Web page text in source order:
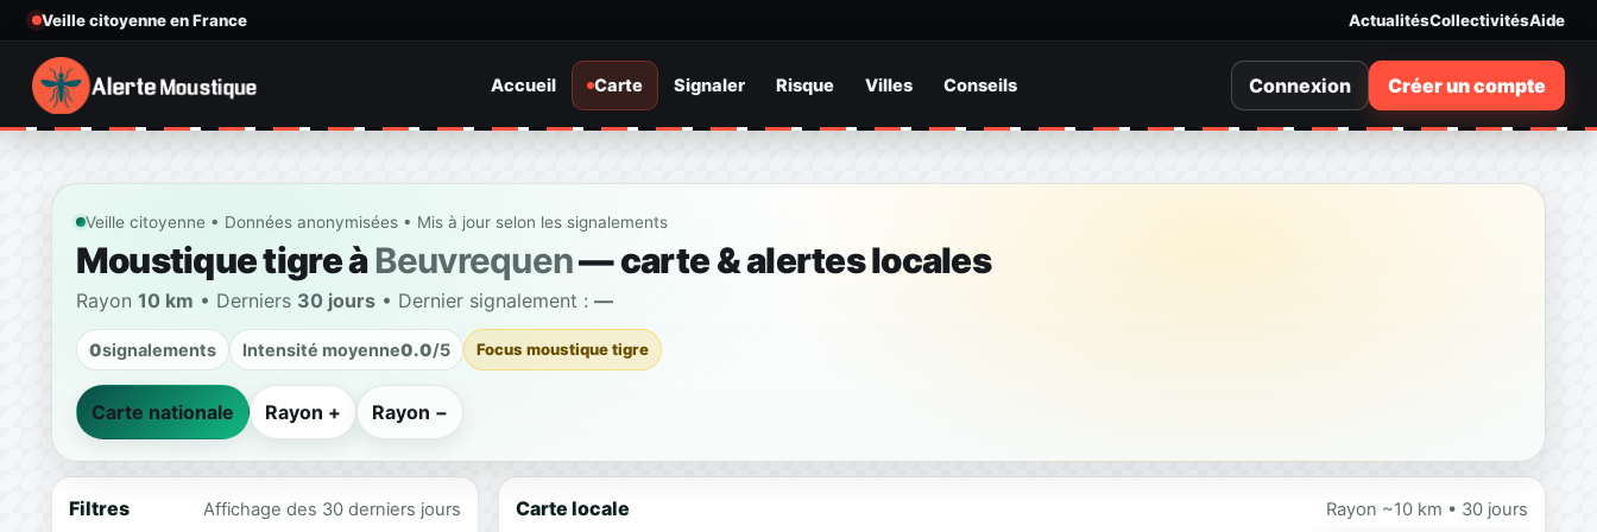
Veille citoyenne en France ActualitésCollectivitésAide
Accueil Carte Signaler Risque Villes Conseils Connexion Créer un compte
Veille citoyenne • Données anonymisées • Mis à jour selon les signalements
Moustique tigre àBeuvrequen— carte & alertes locales
Rayon 10 km • Derniers 30 jours• Dernier signalement : —
0signalements Intensité moyenne0.0/5 Focus moustique tigre
Carte nationale Rayon + Rayon −
Filtres Affichage des 30 derniers jours Carte locale Rayon ~10 km • 30 jours